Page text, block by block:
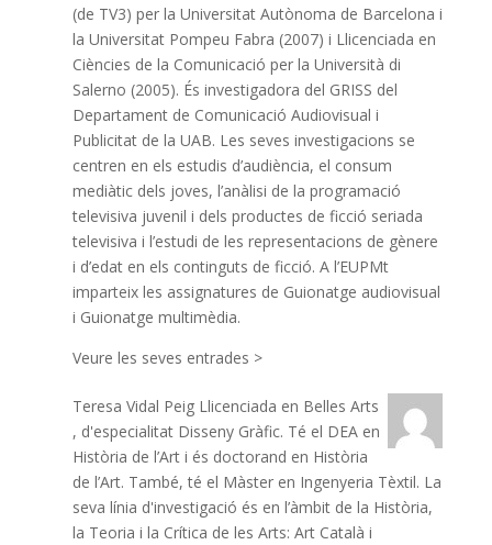
(de TV3) per la Universitat Autònoma de Barcelona i
la Universitat Pompeu Fabra (2007) i Llicenciada en
Ciències de la Comunicació per la Università di
Salerno (2005). És investigadora del GRISS del
Departament de Comunicació Audiovisual i
Publicitat de la UAB. Les seves investigacions se
centren en els estudis d’audiència, el consum
mediàtic dels joves, l’anàlisi de la programació
televisiva juvenil i dels productes de ficció seriada
televisiva i l’estudi de les representacions de gènere
i d’edat en els continguts de ficció. A l’EUPMt
imparteix les assignatures de Guionatge audiovisual
i Guionatge multimèdia.
Veure les seves entrades >
Teresa Vidal Peig Llicenciada en Belles Arts
, d'especialitat Disseny Gràfic. Té el DEA en
Història de l’Art i és doctorand en Història
de l’Art. També, té el Màster en Ingenyeria Tèxtil. La
seva línia d'investigació és en l’àmbit de la Història,
la Teoria i la Crítica de les Arts: Art Català i